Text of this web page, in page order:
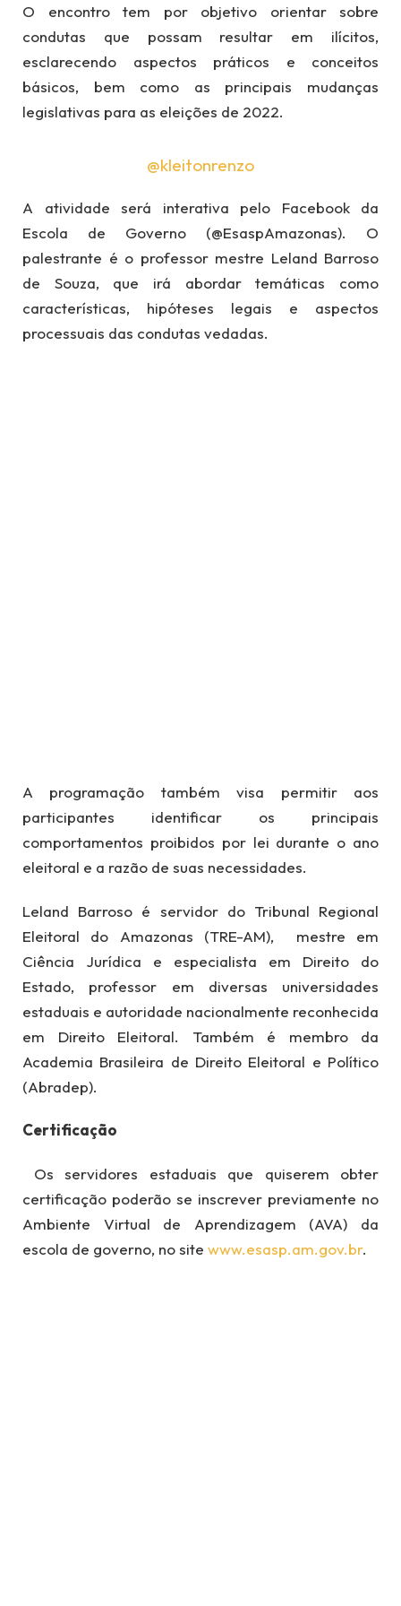
O encontro tem por objetivo orientar sobre
condutas que possam resultar em ilícitos,
esclarecendo aspectos práticos e conceitos
básicos, bem como as principais mudanças
legislativas para as eleições de 2022.
@kleitonrenzo
A atividade será interativa pelo Facebook da
Escola de Governo (@EsaspAmazonas). O
palestrante é o professor mestre Leland Barroso
de Souza, que irá abordar temáticas como
características, hipóteses legais e aspectos
processuais das condutas vedadas.
A programação também visa permitir aos
participantes identificar os principais
comportamentos proibidos por lei durante o ano
eleitoral e a razão de suas necessidades.
Leland Barroso é servidor do Tribunal Regional
Eleitoral do Amazonas (TRE-AM), mestre em
Ciência Jurídica e especialista em Direito do
Estado, professor em diversas universidades
estaduais e autoridade nacionalmente reconhecida
em Direito Eleitoral. Também é membro da
Academia Brasileira de Direito Eleitoral e Político
(Abradep).
Certificação
Os servidores estaduais que quiserem obter
certificação poderão se inscrever previamente no
Ambiente Virtual de Aprendizagem (AVA) da
escola de governo, no site www.esasp.am.gov.br.